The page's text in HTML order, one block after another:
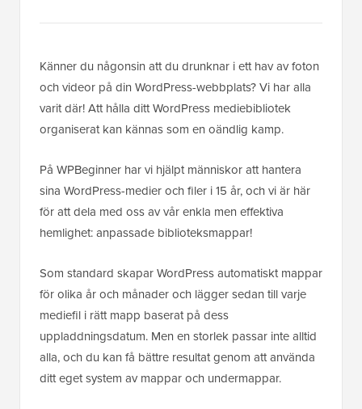
Känner du någonsin att du drunknar i ett hav av foton
och videor på din WordPress-webbplats? Vi har alla
varit där! Att hålla ditt WordPress mediebibliotek
organiserat kan kännas som en oändlig kamp.
På WPBeginner har vi hjälpt människor att hantera
sina WordPress-medier och filer i 15 år, och vi är här
för att dela med oss av vår enkla men effektiva
hemlighet: anpassade biblioteksmappar!
Som standard skapar WordPress automatiskt mappar
för olika år och månader och lägger sedan till varje
mediefil i rätt mapp baserat på dess
uppladdningsdatum. Men en storlek passar inte alltid
alla, och du kan få bättre resultat genom att använda
ditt eget system av mappar och undermappar.